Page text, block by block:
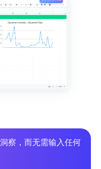
察，而无需输入任何